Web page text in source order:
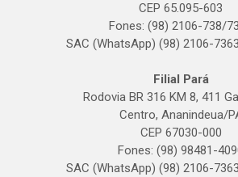
CEP 65.095-603
Fones: (98) 2106-738/
SAC (WhatsApp) (98) 2106-
Filial Pará
Rodovia BR 316 KM 8, 411
Centro, Ananindeua/
CEP 67030-000
Fones: (98) 98481-
SAC (WhatsApp) (98) 2106-